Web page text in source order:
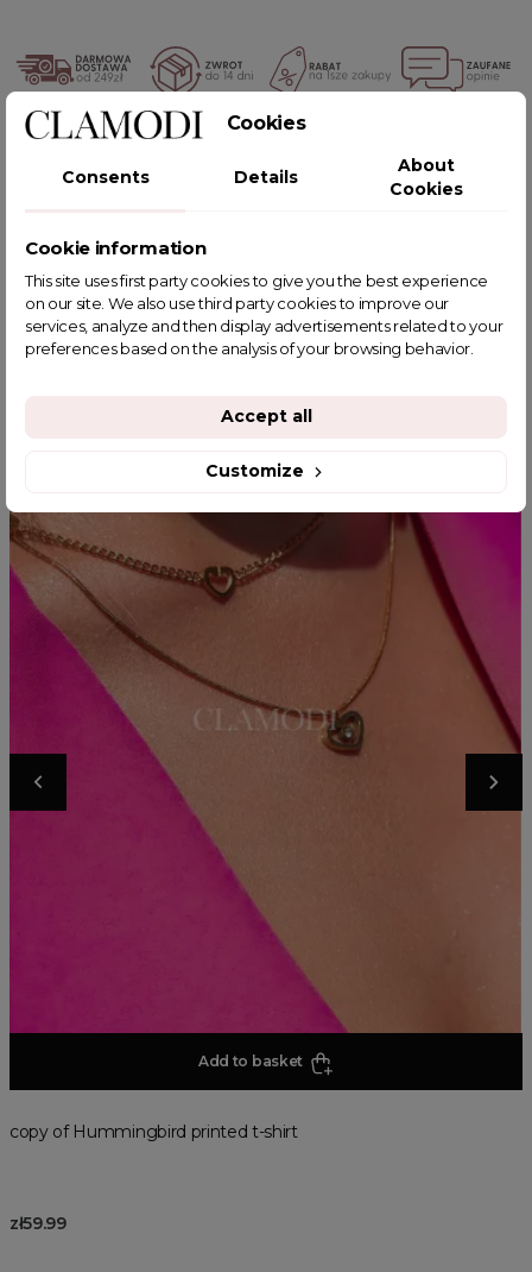
POWIĄZANE TAGI
YOU MIGHT ALSO LIKE
Add to basket
copy of Hummingbird printed t-shirt
zł59.99
Cookies
Consents Details
About
Cookies
Cookie information
This site uses first party cookies to give you the best experience
on our site. We also use third party cookies to improve our
services, analyze and then display advertisements related to your
preferences based on the analysis of your browsing behavior.
Customize
Accept all